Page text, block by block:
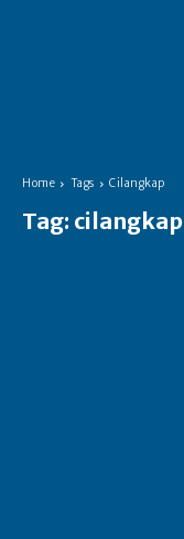
Home Tags Cilangkap
Tag: cilangkap